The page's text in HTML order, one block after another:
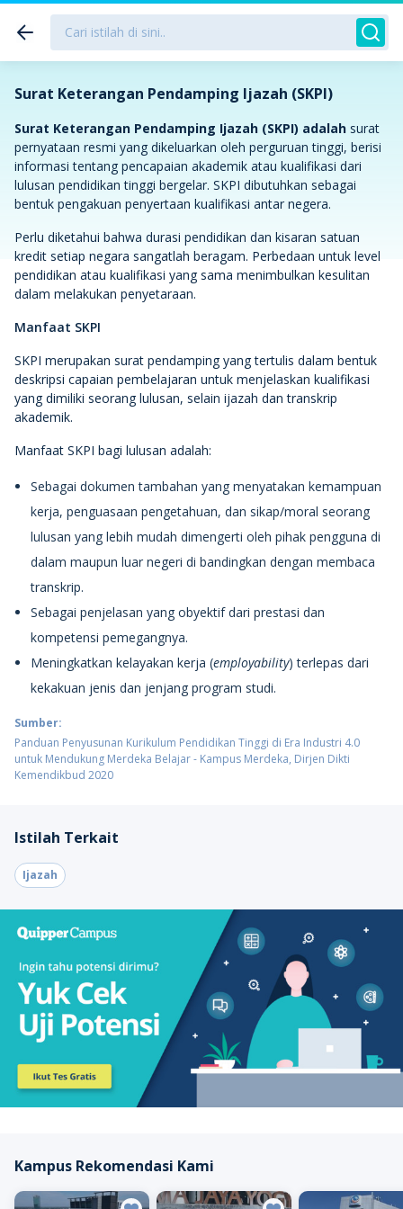
Surat Keterangan Pendamping Ijazah (SKPI)
Surat Keterangan Pendamping Ijazah (SKPI) adalah surat
pernyataan resmi yang dikeluarkan oleh perguruan tinggi, berisi
informasi tentang pencapaian akademik atau kualifikasi dari
lulusan pendidikan tinggi bergelar. SKPI dibutuhkan sebagai
bentuk pengakuan penyertaan kualifikasi antar negera.
Perlu diketahui bahwa durasi pendidikan dan kisaran satuan
kredit setiap negara sangatlah beragam. Perbedaan untuk level
pendidikan atau kualifikasi yang sama menimbulkan kesulitan
dalam melakukan penyetaraan.
Manfaat SKPI
SKPI merupakan surat pendamping yang tertulis dalam bentuk
deskripsi capaian pembelajaran untuk menjelaskan kualifikasi
yang dimiliki seorang lulusan, selain ijazah dan transkrip
akademik.
Manfaat SKPI bagi lulusan adalah:
Sebagai dokumen tambahan yang menyatakan kemampuan
kerja, penguasaan pengetahuan, dan sikap/moral seorang
lulusan yang lebih mudah dimengerti oleh pihak pengguna di
dalam maupun luar negeri di bandingkan dengan membaca
transkrip.
Sebagai penjelasan yang obyektif dari prestasi dan
kompetensi pemegangnya.
Meningkatkan kelayakan kerja (employability) terlepas dari
kekakuan jenis dan jenjang program studi.
Sumber:
Panduan Penyusunan Kurikulum Pendidikan Tinggi di Era Industri 4.0
untuk Mendukung Merdeka Belajar - Kampus Merdeka, Dirjen Dikti
Kemendikbud 2020
Istilah Terkait
Ijazah
Kampus Rekomendasi Kami